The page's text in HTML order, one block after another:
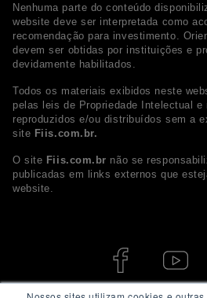
Nenhuma parte do conteúdo
website deve ser interpretada como
recomendação para investimento.
devem ser obtidas por instituições e
devidamente habilitados.
Todos os materiais exibidos neste
pelas leis de Propriedade Intelectual e
reproduzidos e/ou distribuídos sem a
site Fiis.com.br.
O site Fiis.com.br não se
publicadas em links externos que
website.